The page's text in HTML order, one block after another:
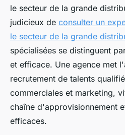
le secteur de la grande
judicieux de consulter un
le secteur de la grande
spécialisées se distinguent
et efficace. Une agence met
recrutement de talents
commerciales et marketing,
chaîne d'approvisionnement
efficaces.